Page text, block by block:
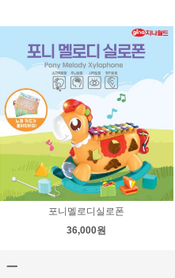
포니멜로디실로폰
36,000원
ㅡ